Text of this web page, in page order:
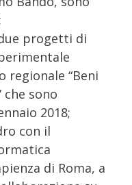
progetti di
regionale “Beni
sono
2018;
con il
di Roma, a